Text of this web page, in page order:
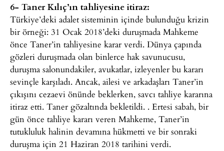
6- Taner Kılıç’ın tahliyesine itiraz:
Türkiye’deki adalet sisteminin içinde bulunduğu krizin
bir örneği: 31 Ocak 2018’deki duruşmada Mahkeme
önce Taner’in tahliyesine karar verdi. Dünya çapında
gözleri duruşmada olan binlerce hak savunucusu,
duruşma salonundakiler, avukatlar, izleyenler bu kararı
sevinçle karşıladı. Ancak, ailesi ve arkadaşları Taner’in
çıkışını cezaevi önünde beklerken, savcı tahliye kararına
itiraz etti. Taner gözaltında bekletildi. . Ertesi sabah, bir
gün önce tahliye kararı veren Mahkeme, Taner’in
tutukluluk halinin devamına hükmetti ve bir sonraki
duruşma için 21 Haziran 2018 tarihini verdi.